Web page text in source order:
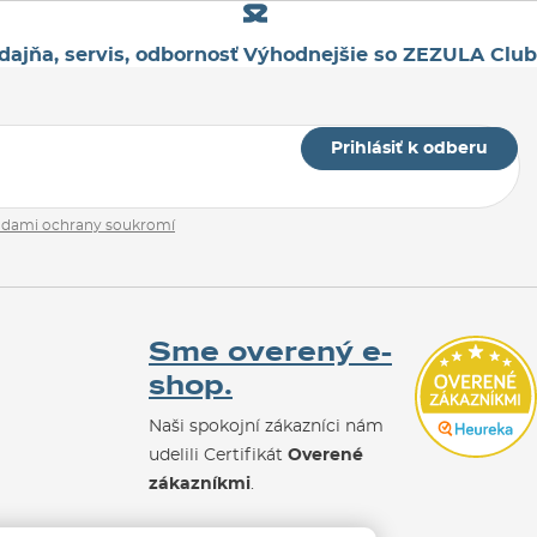
servis, odbornosť Výhodnejšie so ZEZULA Club
Prihlásiť k odberu
ochrany soukromí
Sme overený e-
shop.
Naši spokojní zákazníci nám
udelili Certifikát Overené
zákazníkmi.